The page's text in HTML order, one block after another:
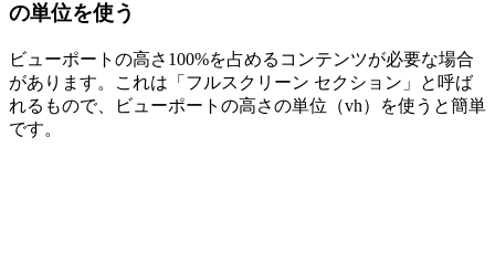
の単位を使う
ビューポートの高さ100%を占めるコンテンツが必要な場合
があります。これは「フルスクリーン セクション」と呼ば
れるもので、ビューポートの高さの単位（vh）を使うと簡単
です。